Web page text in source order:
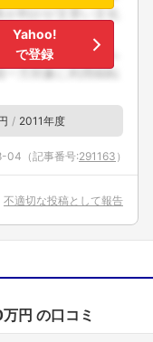
Yahoo!
で登録
2011年度
04 （記事番号:291163 ）
不適切な投稿として報告
円 の口コミ